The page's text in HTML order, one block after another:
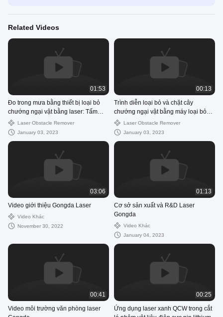
Related Videos
01:53
Đo trong mưa bằng thiết bị loại bỏ
chướng ngại vật bằng laser: Tấm
thép 1,4MM bị vỡ trong 16s
Laser Obstacle Remover
January 03, 2023
00:13
Trình diễn loại bỏ và chặt cây
chướng ngại vật bằng máy loại bỏ
chướng ngại vật bằng laser
Laser Obstacle Remover
January 03, 2023
03:06
Video giới thiệu Gongda Laser
Video Khác
November 30, 2022
01:13
Cơ sở sản xuất và R&D Laser
Gongda
Video Khác
January 04, 2023
00:41
Video môi trường văn phòng laser
00:25
Ứng dụng laser xanh QCW trong cắt